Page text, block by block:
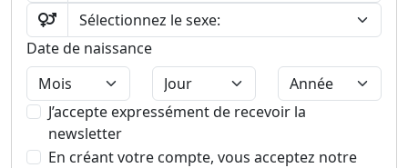
Date de naissance
J’accepte expressément de recevoir la
newsletter
En créant votre compte, vous acceptez notre